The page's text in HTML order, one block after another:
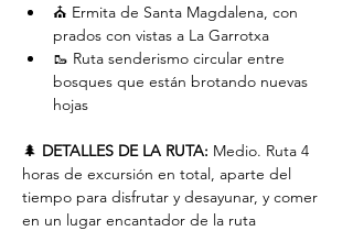
⛪️ Ermita de Santa Magdalena, con
prados con vistas a La Garrotxa
🥾 Ruta senderismo circular entre
bosques que están brotando nuevas
hojas
🌲 DETALLES DE LA RUTA: Medio. Ruta 4
horas de excursión en total, aparte del
tiempo para disfrutar y desayunar, y comer
en un lugar encantador de la ruta